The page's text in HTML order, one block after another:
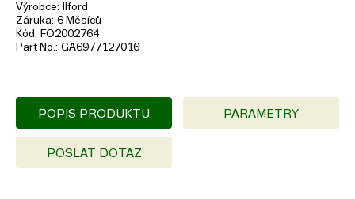
Výrobce
Ilford
Záruka 6 Měsíců
Kód
FO2002764
Part No. GA6977127016
POPIS PRODUKTU PARAMETRY
POSLAT DOTAZ